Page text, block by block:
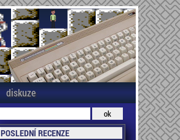
diskuze
POSLEDNÍ RECENZE